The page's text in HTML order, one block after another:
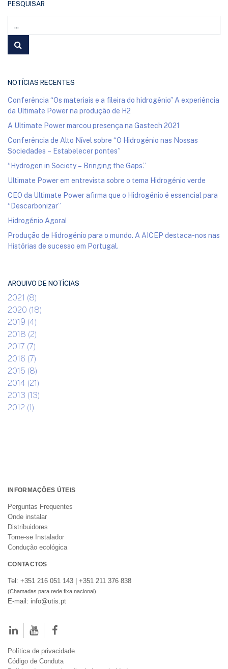
PESQUISAR
NOTÍCIAS RECENTES
Conferência “Os materiais e a fileira do hidrogénio” A experiência
da Ultimate Power na produção de H2
A Ultimate Power marcou presença na Gastech 2021
Conferência de Alto Nível sobre “O Hidrogénio nas Nossas
Sociedades – Estabelecer pontes”
“Hydrogen in Society – Bringing the Gaps.”
Ultimate Power em entrevista sobre o tema Hidrogénio verde
CEO da Ultimate Power afirma que o Hidrogénio é essencial para
“Descarbonizar”
Hidrogénio Agora!
Produção de Hidrogénio para o mundo. A AICEP destaca-nos nas
Histórias de sucesso em Portugal.
ARQUIVO DE NOTÍCIAS
2021 (8)
2020 (18)
2019 (4)
2018 (2)
2017 (7)
2016 (7)
2015 (8)
2014 (21)
2013 (13)
2012 (1)
INFORMAÇÕES ÚTEIS
Perguntas Frequentes
Onde instalar
Distribuidores
Torne-se Instalador
Condução ecológica
CONTACTOS
Tel: +351 216 051 143 | +351 211 376 838
(Chamadas para rede fixa nacional)
E-mail: info@utis.pt
Política de privacidade
Código de Conduta